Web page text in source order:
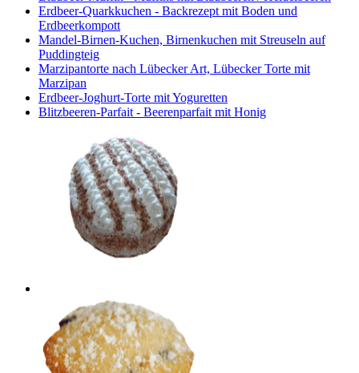
Erdbeer-Quarkkuchen - Backrezept mit Boden und
Erdbeerkompott
Mandel-Birnen-Kuchen, Birnenkuchen mit Streuseln auf
Puddingteig
Marzipantorte nach Lübecker Art, Lübecker Torte mit
Marzipan
Erdbeer-Joghurt-Torte mit Yoguretten
Blitzbeeren-Parfait - Beerenparfait mit Honig